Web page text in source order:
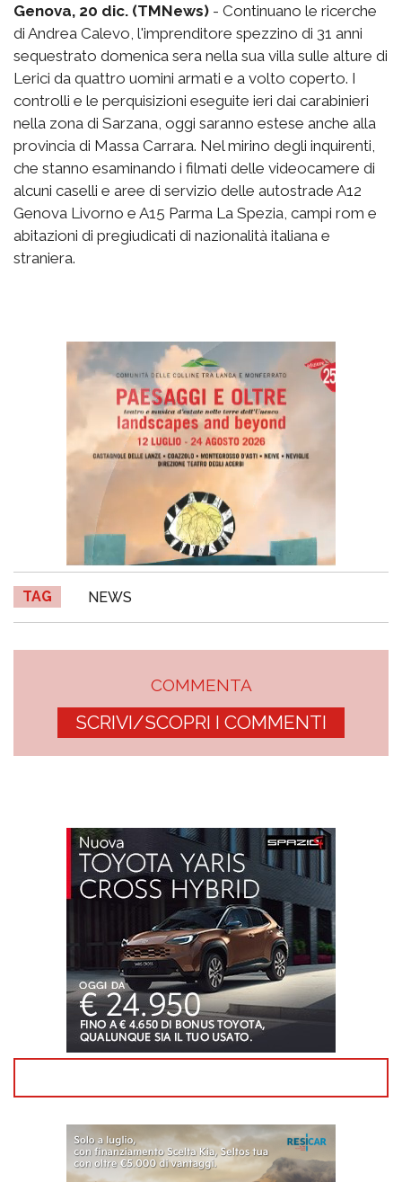
Genova, 20 dic. (TMNews) - Continuano le ricerche
di Andrea Calevo, l'imprenditore spezzino di 31 anni
sequestrato domenica sera nella sua villa sulle alture di
Lerici da quattro uomini armati e a volto coperto. I
controlli e le perquisizioni eseguite ieri dai carabinieri
nella zona di Sarzana, oggi saranno estese anche alla
provincia di Massa Carrara. Nel mirino degli inquirenti,
che stanno esaminando i filmati delle videocamere di
alcuni caselli e aree di servizio delle autostrade A12
Genova Livorno e A15 Parma La Spezia, campi rom e
abitazioni di pregiudicati di nazionalità italiana e
straniera.
TAG NEWS
COMMENTA
SCRIVI/SCOPRI I COMMENTI